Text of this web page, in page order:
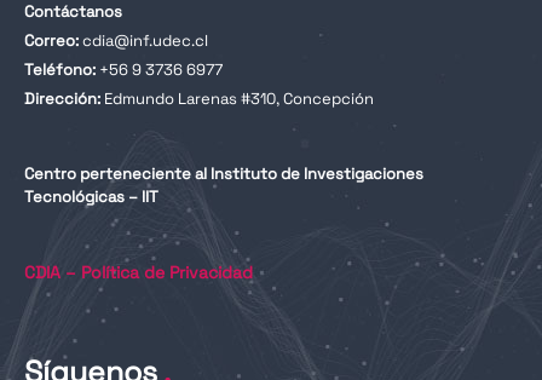
Contáctanos
Correo:cdia@inf.udec.cl
Teléfono: +56 9 3736 6977
Dirección: Edmundo Larenas #310, Concepción
Centro perteneciente al Instituto de Investigaciones
Tecnológicas – IIT
CDIA – Política de Privacidad
Síguenos.